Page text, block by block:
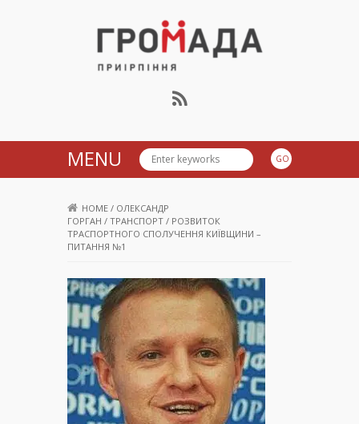
Громада Приірпіння
MENU
HOME / ОЛЕКСАНДР
ГОРГАН / ТРАНСПОРТ / РОЗВИТОК
ТРАСПОРТНОГО СПОЛУЧЕННЯ КИЇВЩИНИ –
ПИТАННЯ №1